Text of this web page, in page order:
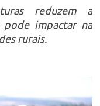
reduzem a
pode impactar na
rurais.